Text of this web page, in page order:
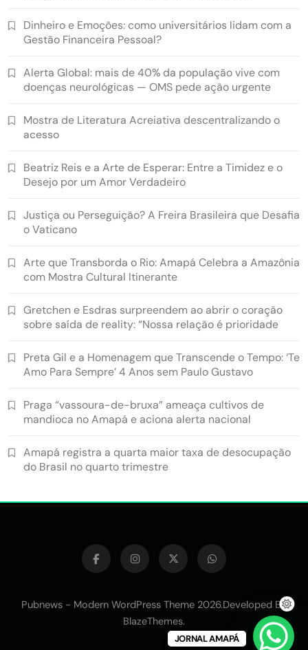
Dinheiro e Emoções: como universitários lidam com a
Gestão Financeira Pessoal?
Alerta Global: mais de 40% da população vive com
doenças neurológicas — OMS pede ação urgente
Mostra de Literatura Acreiativa descentralizando o
acesso
Beatriz Reis e a Arte de Esperar: Entre a Timidez e o
Desejo por um Amor Verdadeiro
Justiça ou Perseguição? A Freira Brasileira que Desafia
o Vaticano
Arte que Transborda o Rio: Amapá Celebra a Amazônia
com Mostra Cultural Itinerante
Gretchen e Esdras surpreendem ao abrir o coração
sobre saída de reality: “Nossa relação é prioridade
Preta Gil e a Homenagem que Transcende o Tempo: ‘Te
Amo Para Sempre’ 4 Anos sem Paulo Gustavo
Praga “vassoura-de-bruxa” ameaça cultivos de
mandioca no Amapá e aciona alerta nacional
Amapá registra a quarta maior taxa de desocupação
do Brasil no quarto trimestre
Pubnews - Modern WordPress Theme 2026.Developed By
BlazeThemes.
JORNAL AMAPÁ